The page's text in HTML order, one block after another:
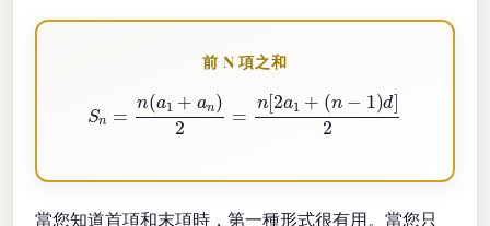
前 N 項之和
n=n( 1 a n) [2a1+ n −1) 2
當您知道首項和末項時，第一種形式很有用。當您只